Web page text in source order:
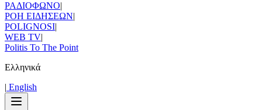
ΡΑΔΙΟΦΩΝΟ|
ΡΟΗ ΕΙΔΗΣΕΩΝ|
POLIGNOSI|
WEB TV|
Politis To The Point
Ελληνικά
| Εnglish